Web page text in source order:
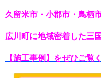
久留米市・小郡市・鳥栖
広川町に地域密着した三
【施工事例】をぜひご覧